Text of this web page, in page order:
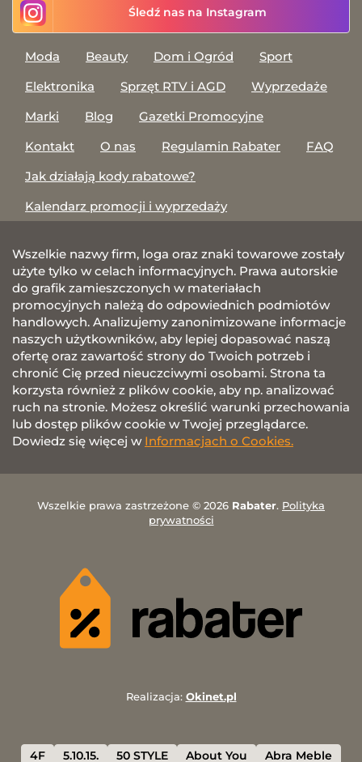
Śledź nas na Instagram
Moda Beauty Dom i Ogród
Sport
Elektronika
Sprzęt RTV i AGD
Wyprzedaże
Marki
Blog
Gazetki Promocyjne
Kontakt
O nas Regulamin Rabater
FAQ
Jak działają kody rabatowe?
Kalendarz promocji i wyprzedaży
Wszelkie nazwy firm, loga oraz znaki towarowe zostały
użyte tylko w celach informacyjnych. Prawa autorskie
do grafik zamieszczonych w materiałach
promocyjnych należą do odpowiednich podmiotów
handlowych. Analizujemy zanonimizowane informacje
naszych użytkowników, aby lepiej dopasować naszą
ofertę oraz zawartość strony do Twoich potrzeb i
chronić Cię przed nieuczciwymi osobami. Strona ta
korzysta również z plików cookie, aby np. analizować
ruch na stronie. Możesz określić warunki przechowania
lub dostęp plików cookie w Twojej przeglądarce.
Dowiedz się więcej w Informacjach o Cookies.
Wszelkie prawa zastrzeżone © 2026 Rabater. Polityka
prywatności
Realizacja: Okinet.pl
4F 5.10.15. 50 STYLE About You Abra Meble